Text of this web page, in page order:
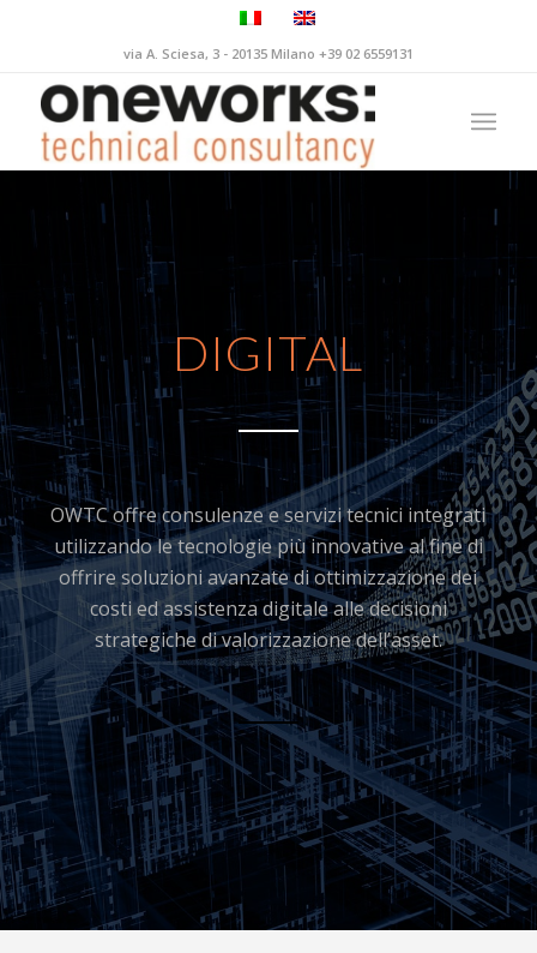
via A. Sciesa, 3 - 20135 Milano +39 02 6559131
DIGITAL
OWTC offre consulenze e servizi tecnici integrati
utilizzando le tecnologie più innovative al fine di
offrire soluzioni avanzate di ottimizzazione dei
costi ed assistenza digitale alle decisioni
strategiche di valorizzazione dell’asset.